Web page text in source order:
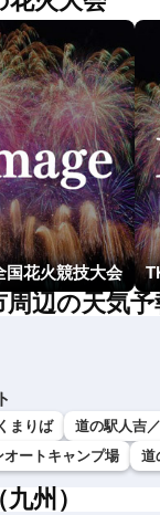
国花火競技大会
周辺の天気予
まりば 道の駅人吉
ートキャンプ場
道
州）